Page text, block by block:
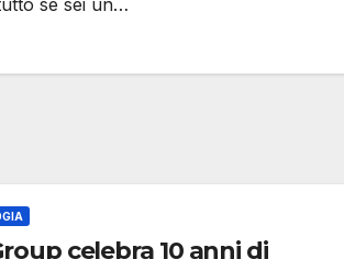
celebra 10 anni di